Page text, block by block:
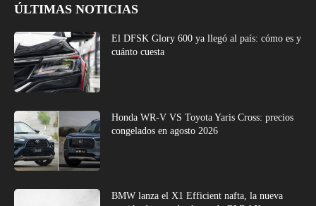
ÚLTIMAS NOTICIAS
El DFSK Glory 600 ya llegó al país: cómo es y
cuánto cuesta
Honda WR-V VS Toyota Yaris Cross: precios
congelados en agosto 2026
BMW lanza el X1 Efficient nafta, la nueva